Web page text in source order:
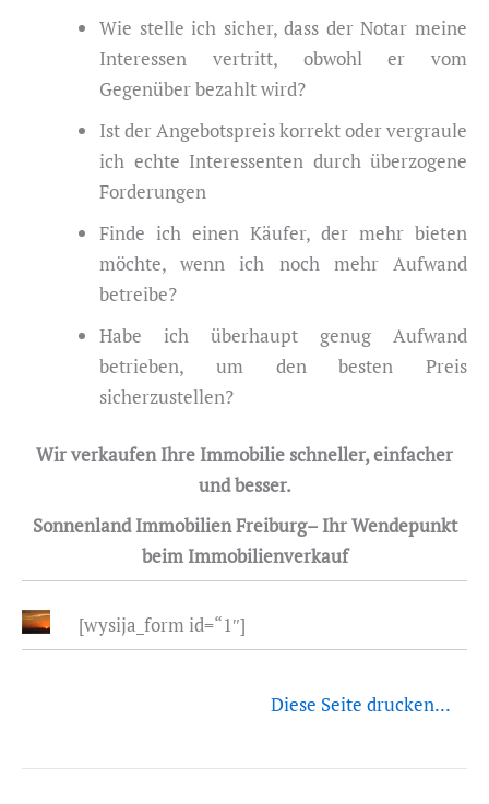
Wie stelle ich sicher, dass der Notar meine
Interessen vertritt, obwohl er vom
Gegenüber bezahlt wird?
Ist der Angebotspreis korrekt oder vergraule
ich echte Interessenten durch überzogene
Forderungen
Finde ich einen Käufer, der mehr bieten
möchte, wenn ich noch mehr Aufwand
betreibe?
Habe ich überhaupt genug Aufwand
betrieben, um den besten Preis
sicherzustellen?
Wir verkaufen Ihre Immobilie schneller, einfacher
und besser.
Sonnenland Immobilien Freiburg– Ihr Wendepunkt
beim Immobilienverkauf
[wysija_form id=“1″]
Diese Seite drucken...